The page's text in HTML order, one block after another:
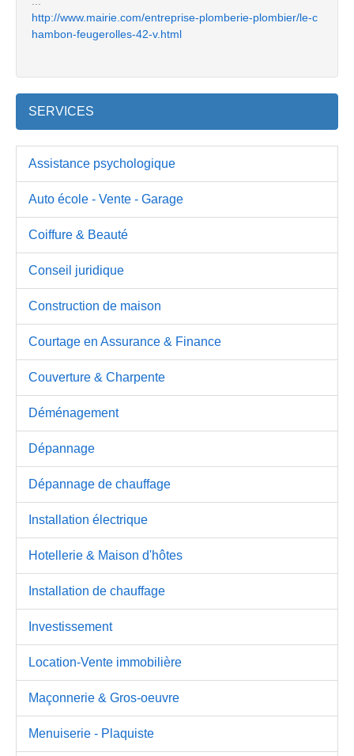
http://www.mairie.com/entreprise-plomberie-plombier/le-c
hambon-feugerolles-42-v.html
SERVICES
Assistance psychologique
Auto école - Vente - Garage
Coiffure & Beauté
Conseil juridique
Construction de maison
Courtage en Assurance & Finance
Couverture & Charpente
Déménagement
Dépannage
Dépannage de chauffage
Installation électrique
Hotellerie & Maison d'hôtes
Installation de chauffage
Investissement
Location-Vente immobilière
Maçonnerie & Gros-oeuvre
Menuiserie - Plaquiste